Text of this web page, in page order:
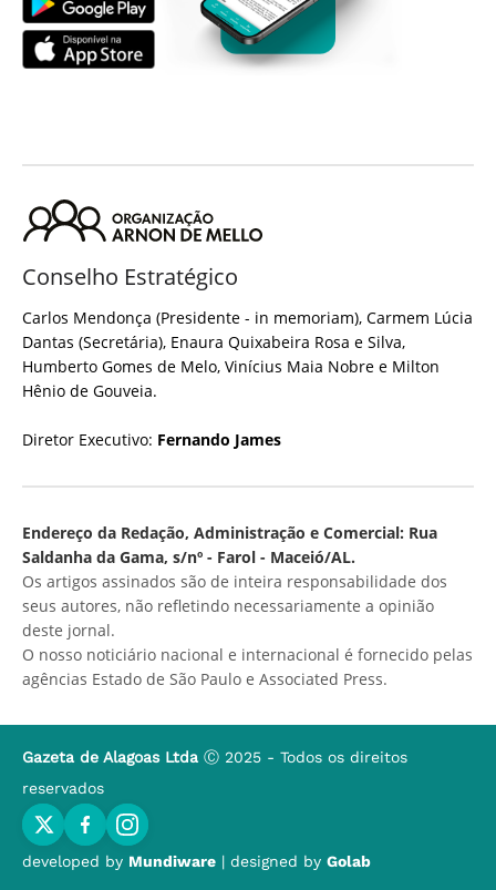
Conselho Estratégico
Carlos Mendonça (Presidente - in memoriam), Carmem Lúcia
Dantas (Secretária), Enaura Quixabeira Rosa e Silva,
Humberto Gomes de Melo, Vinícius Maia Nobre e Milton
Hênio de Gouveia.
Diretor Executivo: Fernando James
Endereço da Redação, Administração e Comercial: Rua
Saldanha da Gama, s/nº - Farol - Maceió/AL.
Os artigos assinados são de inteira responsabilidade dos
seus autores, não refletindo necessariamente a opinião
deste jornal.
O nosso noticiário nacional e internacional é fornecido pelas
agências Estado de São Paulo e Associated Press.
Gazeta de Alagoas Ltda Ⓒ 2025 - Todos os direitos
reservados
developed by Mundiware | designed by Golab